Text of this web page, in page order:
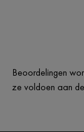
Beoordelingen
ze voldoen aan